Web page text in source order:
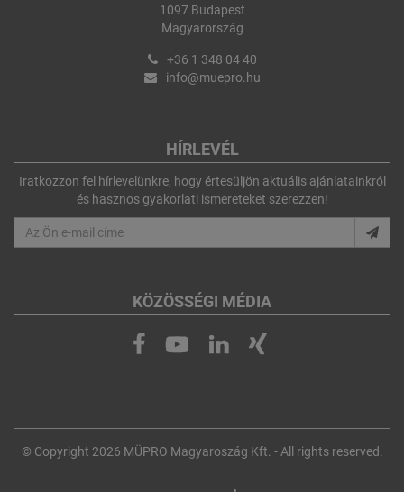
1097 Budapest
Magyarország
+36 1 348 04 40
info@muepro.hu
HÍRLEVÉL
Iratkozzon fel hírlevelünkre, hogy értesüljön aktuális ajánlatainkról
és hasznos gyakorlati ismereteket szerezzen!
KÖZÖSSÉGI MÉDIA
© Copyright 2026 MÜPRO Magyaroszág Kft. - All rights reserved.